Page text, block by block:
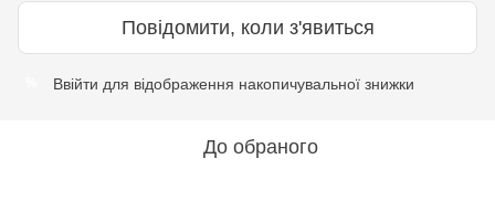
Повідомити, коли з'явиться
Ввійти для відображення накопичувальної знижки
До обраного